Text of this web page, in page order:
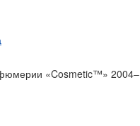
«Cosmetic™» 2004–